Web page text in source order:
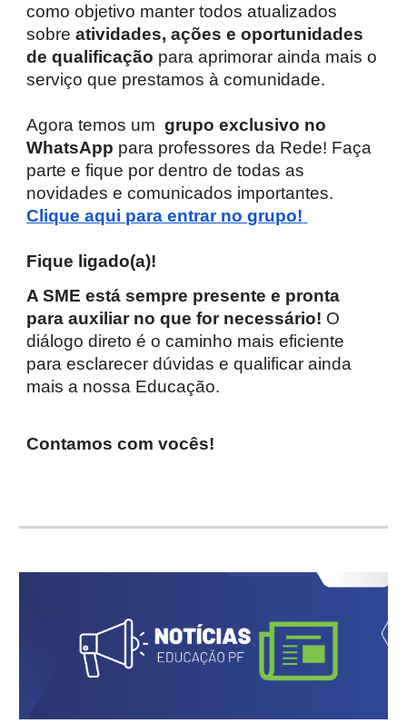
como objetivo manter todos atualizados
sobreatividades, ações e oportunidades
de qualificação para aprimorar ainda mais o
serviço que prestamos à comunidade.
Agora temos umgrupo exclusivo no
WhatsApp para professores da Rede! Faça
parte e fique por dentro de todas as
novidades e comunicados importantes.
Clique aqui para entrar no grupo!
Fique ligado(a)!
A SME está sempre presente e pronta
para auxiliar no que for necessário! O
diálogo direto é o caminho mais eficiente
para esclarecer dúvidas e qualificar ainda
mais a nossa Educação.
Contamos com vocês!